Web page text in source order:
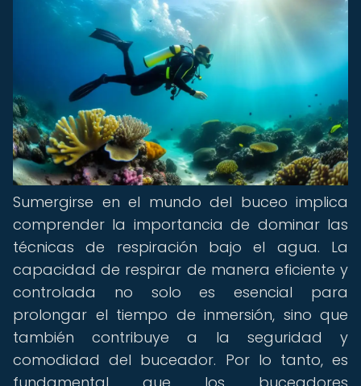
Sumergirse en el mundo del buceo implica
comprender la importancia de dominar las
técnicas de respiración bajo el agua. La
capacidad de respirar de manera eficiente y
controlada no solo es esencial para
prolongar el tiempo de inmersión, sino que
también contribuye a la seguridad y
comodidad del buceador. Por lo tanto, es